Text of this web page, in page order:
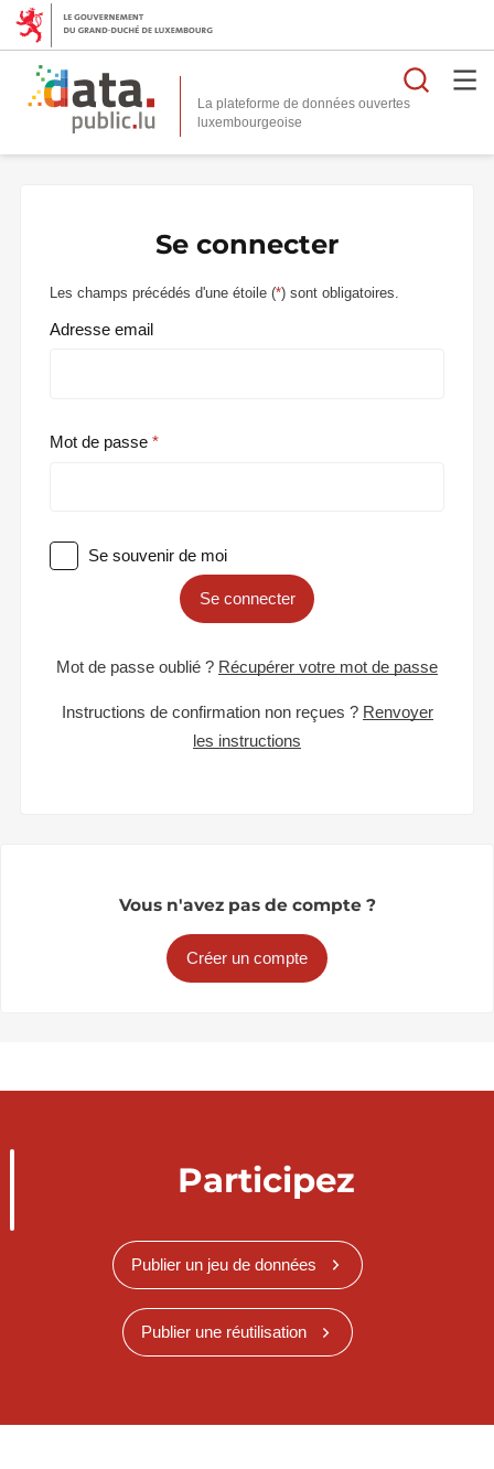
La plateforme de données ouvertes
Se connecter
Les champs précédés d'une étoile (*) sont obligatoires.
Adresse email
Mot de passe
Se souvenir de moi
Se connecter
Mot de passe oublié ? Récupérer votre mot de passe
Instructions de confirmation non reçues ? Renvoyer
les instructions
Vous n'avez pas de compte ?
Créer un compte
Participez
Publier un jeu de données
Publier une réutilisation